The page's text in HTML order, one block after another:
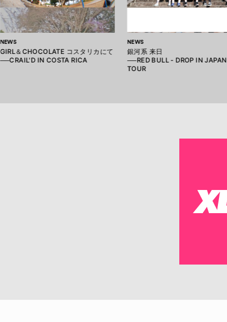
NEWS
GIRL＆CHOCOLATE コスタリカにて
──CRAIL'D IN COSTA RICA
NEWS
銀河系 来日
──RED BULL - DROP IN JAPAN
TOUR